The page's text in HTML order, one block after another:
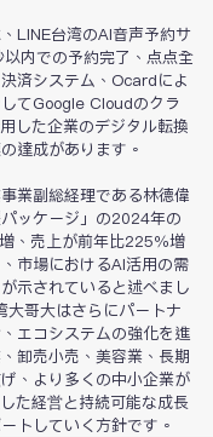
LINE台湾のAI音声予約サ
内での予約完了、点点全
済システム、Ocardによ
てGoogle Cloudのクラ
した企業のデジタル転換
達成があります。
業副総経理である林德偉
ッケージ」の2024年の
、売上が前年比225％増
市場におけるAI活用の需
示されていると述べまし
哥大はさらにパートナ
エコシステムの強化を進
卸売小売、美容業、長期
、より多くの中小企業が
た経営と持続可能な成長
トしていく方針です。